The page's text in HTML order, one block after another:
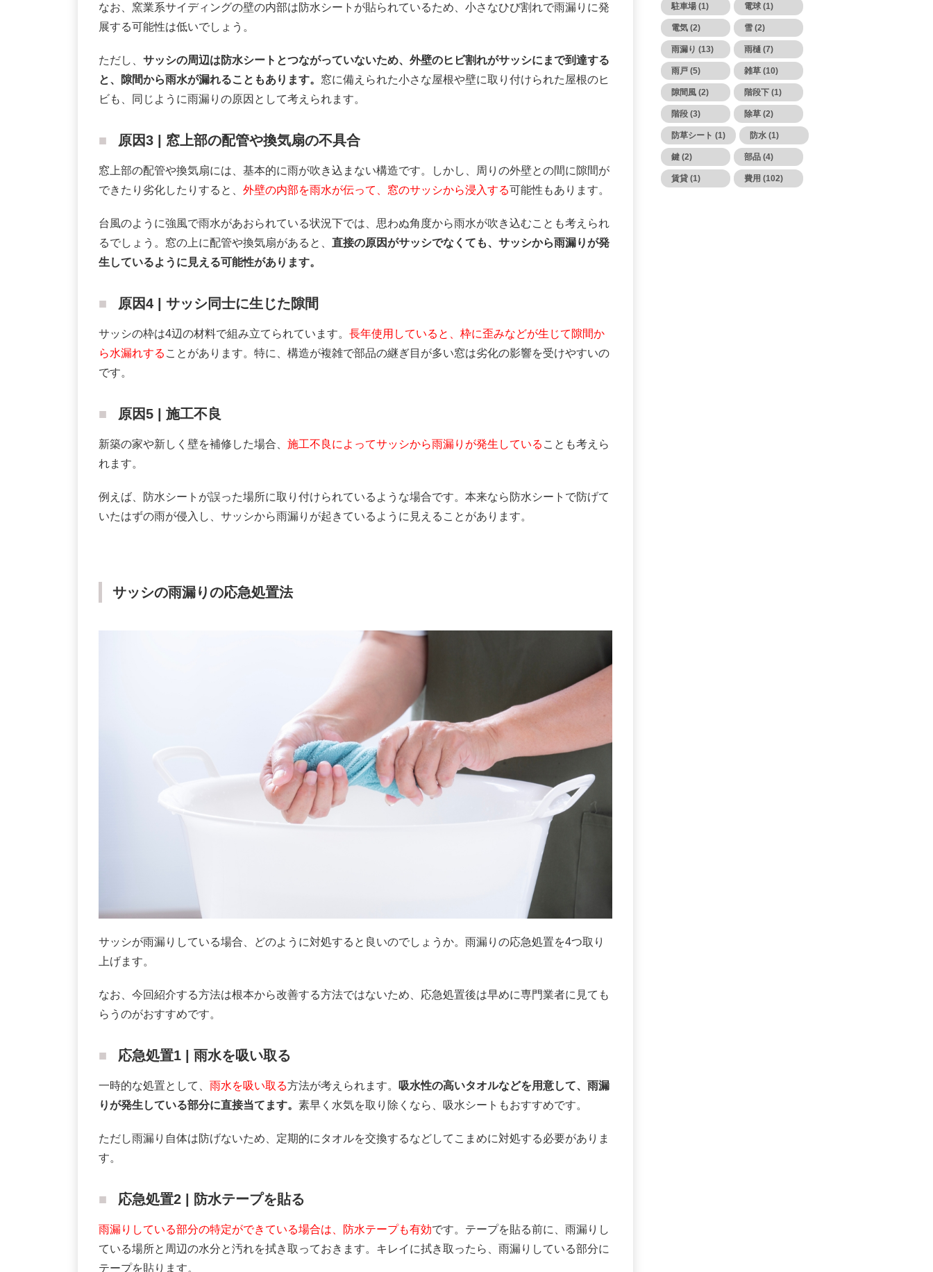
なお、窯業系サイディングの壁の内部は防水シートが貼られているため、小さなひび割れで雨漏りに発
展する可能性は低いでしょう。
ただし、 サッシの周辺は防水シートとつながっていないため、外壁のヒビ割れがサッシにまで到達する
と、隙間から雨水が漏れることもあります。 窓に備えられた小さな屋根や壁に取り付けられた屋根のヒ
ビも、同じように雨漏りの原因として考えられます。
原因3 | 窓上部の配管や換気扇の不具合
窓上部の配管や換気扇には、基本的に雨が吹き込まない構造です。しかし、周りの外壁との間に隙間が
できたり劣化したりすると、 外壁の内部を雨水が伝って、窓のサッシから浸入する可能性もあります。
台風のように強風で雨水があおられている状況下では、思わぬ角度から雨水が吹き込むことも考えられ
るでしょう。窓の上に配管や換気扇があると、 直接の原因がサッシでなくても、サッシから雨漏りが発
生しているように見える可能性があります。
原因4 | サッシ同士に生じた隙間
サッシの枠は4辺の材料で組み立てられています。 長年使用していると、枠に歪みなどが生じて隙間か
ら水漏れする ことがあります。特に、構造が複雑で部品の継ぎ目が多い窓は劣化の影響を受けやすいの
です。
原因5 | 施工不良
新築の家や新しく壁を補修した場合、 施工不良によってサッシから雨漏りが発生している ことも考えら
れます。
例えば、防水シートが誤った場所に取り付けられているような場合です。本来なら防水シートで防げて
いたはずの雨が侵入し、サッシから雨漏りが起きているように見えることがあります。
サッシの雨漏りの応急処置法
サッシが雨漏りしている場合、どのように対処すると良いのでしょうか。雨漏りの応急処置を4つ取り
上げます。
なお、今回紹介する方法は根本から改善する方法ではないため、応急処置後は早めに専門業者に見ても
らうのがおすすめです。
応急処置1 | 雨水を吸い取る
一時的な処置として、 雨水を吸い取る方法が考えられます。 吸水性の高いタオルなどを用意して、雨漏
りが発生している部分に直接当てます。 素早く水気を取り除くなら、吸水シートもおすすめです。
ただし雨漏り自体は防げないため、定期的にタオルを交換するなどしてこまめに対処する必要がありま
す。
応急処置2 | 防水テープを貼る
雨漏りしている部分の特定ができている場合は、防水テープも有効です。テープを貼る前に、雨漏りし
ている場所と周辺の水分と汚れを拭き取っておきます。キレイに拭き取ったら、雨漏りしている部分に
テープを貼ります。
駐車場 (1) 電球 (1)
電気 (2) 雪 (2)
雨漏り (13) 雨樋 (7)
雨戸 (5) 雑草 (10)
隙間風 (2) 階段下 (1)
階段 (3) 除草 (2)
防草シート (1) 防水 (1)
鍵 (2) 部品 (4)
賃貸 (1) 費用 (102)